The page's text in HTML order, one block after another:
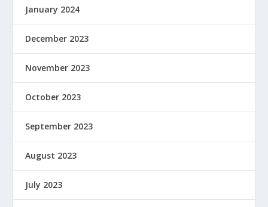
January 2024
December 2023
November 2023
October 2023
September 2023
August 2023
July 2023